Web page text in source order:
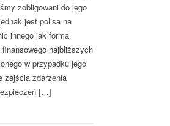
zobligowani do jego
jest polisa na
innego jak forma
najbliższych
w przypadku jego
zajścia zdarzenia
[…]